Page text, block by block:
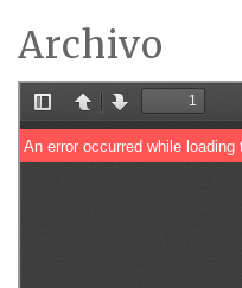
Archivo